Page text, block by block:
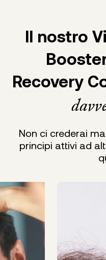
Il nostro
Recovery
Non ci crederai
principi attivi ad